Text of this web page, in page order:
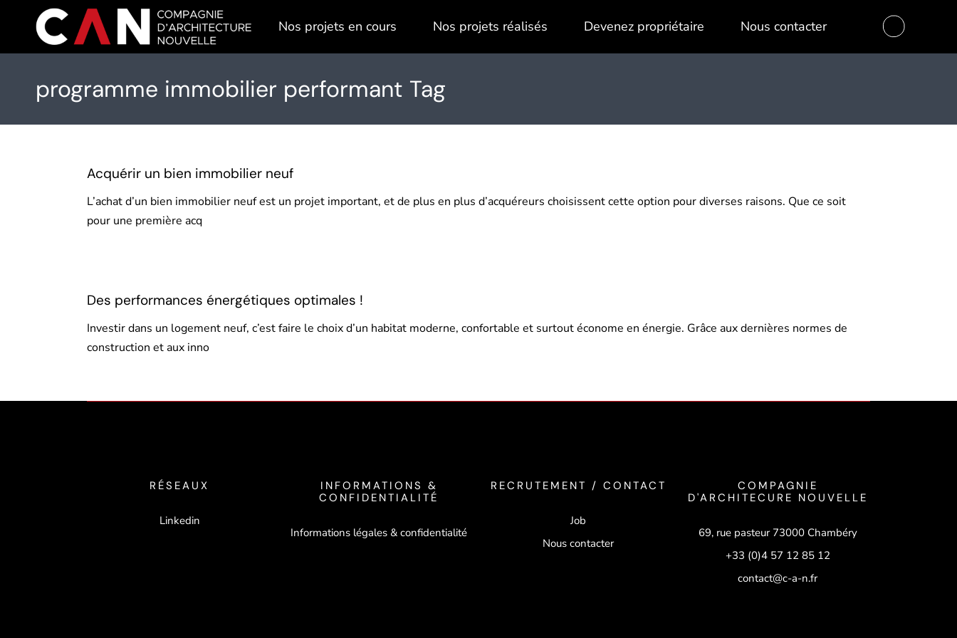
content
Nos projets en cours Nos projets réalisés Devenez propriétaire Nous contacter
programme immobilier performant Tag
Acquérir un bien immobilier neuf
L’achat d’un bien immobilier neuf est un projet important, et de plus en plus d’acquéreurs choisissent cette option pour diverses raisons. Que ce soit
pour une première acq
Des performances énergétiques optimales !
Investir dans un logement neuf, c’est faire le choix d’un habitat moderne, confortable et surtout économe en énergie. Grâce aux dernières normes de
construction et aux inno
RÉSEAUX
Linkedin
INFORMATIONS &
CONFIDENTIALITÉ
Informations légales & confidentialité
RECRUTEMENT / CONTACT
Job
Nous contacter
COMPAGNIE
D'ARCHITECURE NOUVELLE
69, rue pasteur 73000 Chambéry
+33 (0)4 57 12 85 12
contact@c-a-n.fr